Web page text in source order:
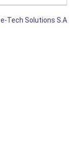
e-Tech Solutions S.A